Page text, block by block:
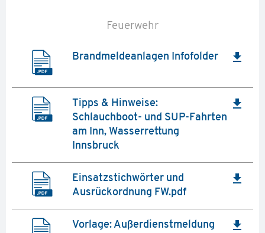
Feuerwehr
Brandmeldeanlagen Infofolder file_download
Tipps & Hinweise:
Schlauchboot- und SUP-Fahrten
am Inn, Wasserrettung
Innsbruck
file_download
Einsatzstichwörter und
Ausrückordnung FW.pdf
file_download
Vorlage: Außerdienstmeldung
file_download